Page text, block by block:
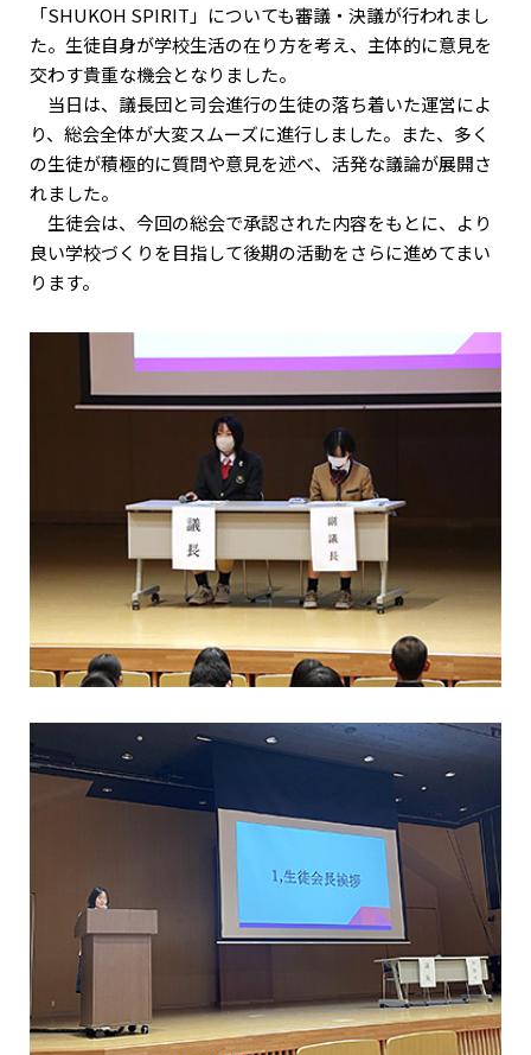
「SHUKOH SPIRIT」についても審議・決議が行われまし
た。生徒自身が学校生活の在り方を考え、主体的に意見を
交わす貴重な機会となりました。
当日は、議長団と司会進行の生徒の落ち着いた運営によ
り、総会全体が大変スムーズに進行しました。また、多く
の生徒が積極的に質問や意見を述べ、活発な議論が展開さ
れました。
生徒会は、今回の総会で承認された内容をもとに、より
良い学校づくりを目指して後期の活動をさらに進めてまい
ります。